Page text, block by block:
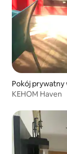
Pokój prywatny
KEHOM Haven